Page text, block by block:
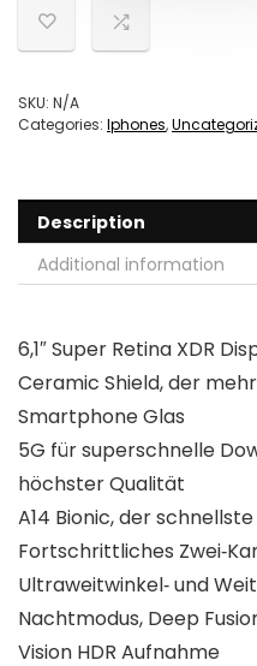
SKU: N/A
Categories: Iphones,
Description
Additional information
6,1″ Super Retina XDR
Ceramic Shield, der
Smartphone Glas
5G für superschnelle
höchster Qualität
A14 Bionic, der
Fortschrittliches
Ultraweitwinkel‐ und
Nachtmodus, Deep
Vision HDR Aufnahme